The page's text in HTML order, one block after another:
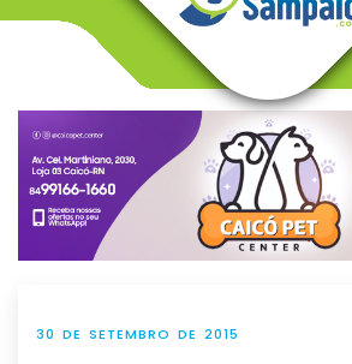
30 DE SETEMBRO DE 2015